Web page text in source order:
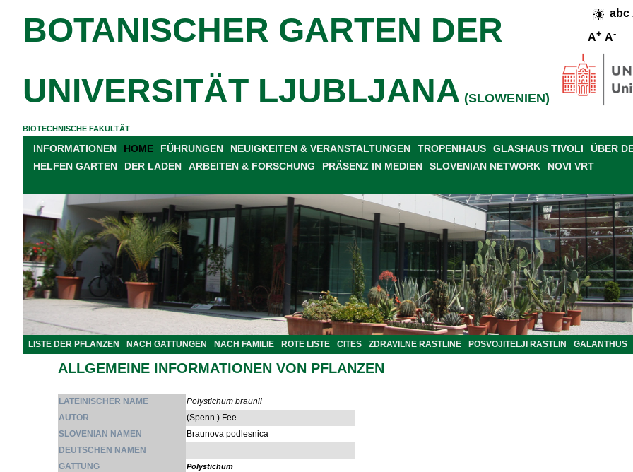
abc
A+ A-
BOTANISCHER GARTEN DER
UNIVERSITÄT LJUBLJANA (SLOWENIEN)
BIOTECHNISCHE FAKULTÄT
INFORMATIONEN HOME FÜHRUNGEN NEUIGKEITEN & VERANSTALTUNGEN TROPENHAUS GLASHAUS TIVOLI
ÜBER
HELFEN GARTEN
DER LADEN ARBEITEN & FORSCHUNG PRÄSENZ IN MEDIEN SLOVENIAN NETWORK NOVI VRT
LISTE DER PFLANZEN NACH GATTUNGEN NACH FAMILIE ROTE LISTE CITES ZDRAVILNE RASTLINE POSVOJITELJI RASTLIN GALANTHUS
ALLGEMEINE INFORMATIONEN VON PFLANZEN
LATEINISCHER NAME
Polystichum braunii
AUTOR
(Spenn.) Fee
SLOVENIAN NAMEN
Braunova podlesnica
DEUTSCHEN NAMEN
GATTUNG
Polystichum